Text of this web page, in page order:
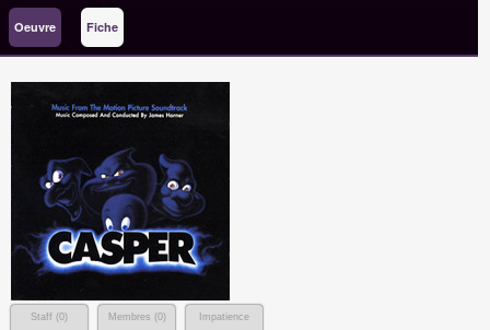
Oeuvre Fiche
Staff (0) Membres (0)
Impatience